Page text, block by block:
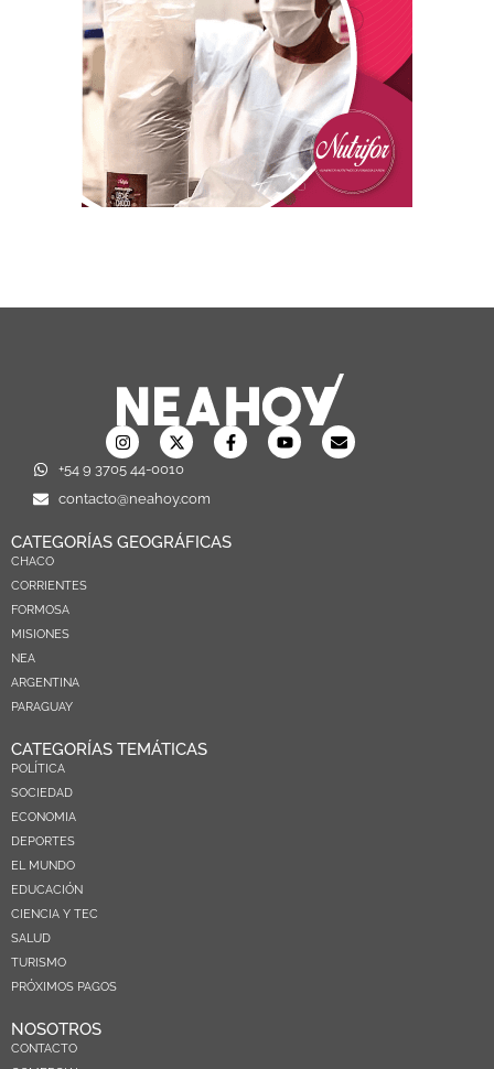
+54 9 3705 44-0010
contacto@neahoy.com
CATEGORÍAS GEOGRÁFICAS
CHACO
CORRIENTES
FORMOSA
MISIONES
NEA
ARGENTINA
PARAGUAY
CATEGORÍAS TEMÁTICAS
POLÍTICA
SOCIEDAD
ECONOMIA
DEPORTES
EL MUNDO
EDUCACIÓN
CIENCIA Y TEC
SALUD
TURISMO
PRÓXIMOS PAGOS
NOSOTROS
CONTACTO